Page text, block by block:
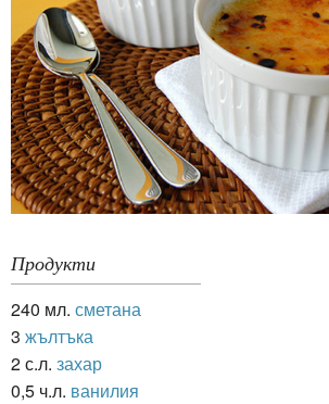
Продукти
240 мл. сметана
3 жълтъка
2 с.л. захар
0,5 ч.л. ванилия